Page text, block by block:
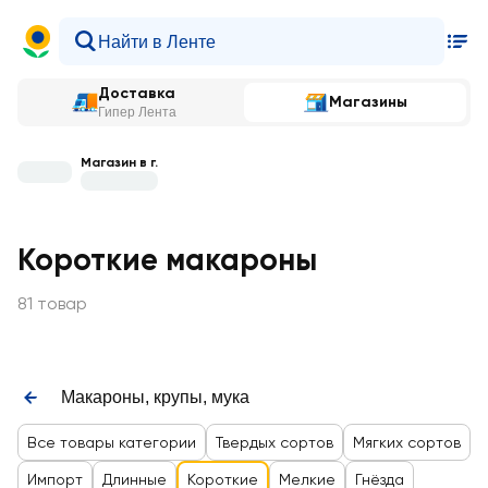
Доставка
Гипер Лента
Магазины
Магазин в г.
Короткие макароны
81 товар
Макароны, крупы, мука
Все товары категории Твердых сортов Мягких сортов
Импорт Длинные Короткие Мелкие Гнёзда